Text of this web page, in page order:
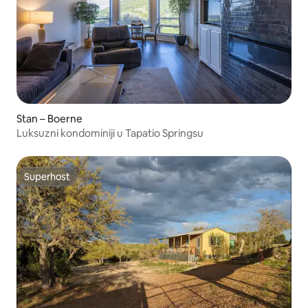
Stan – Boerne
Luksuzni kondominiji u Tapatio Springsu
Superhost
Superhost